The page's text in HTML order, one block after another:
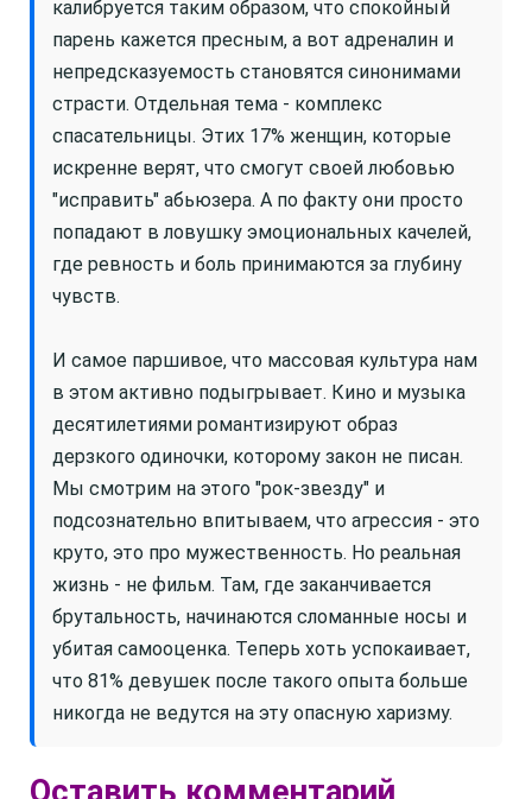
калибруется таким образом, что спокойный
парень кажется пресным, а вот адреналин и
непредсказуемость становятся синонимами
страсти. Отдельная тема - комплекс
спасательницы. Этих 17% женщин, которые
искренне верят, что смогут своей любовью
"исправить" абьюзера. А по факту они просто
попадают в ловушку эмоциональных качелей,
где ревность и боль принимаются за глубину
чувств.
И самое паршивое, что массовая культура нам
в этом активно подыгрывает. Кино и музыка
десятилетиями романтизируют образ
дерзкого одиночки, которому закон не писан.
Мы смотрим на этого "рок-звезду" и
подсознательно впитываем, что агрессия - это
круто, это про мужественность. Но реальная
жизнь - не фильм. Там, где заканчивается
брутальность, начинаются сломанные носы и
убитая самооценка. Теперь хоть успокаивает,
что 81% девушек после такого опыта больше
никогда не ведутся на эту опасную харизму.